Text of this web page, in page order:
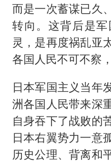
而是一次蓄谋已久
转向。这背后是
灵，是再度祸乱亚
各国人民不可不察
日本军国主义当年
洲各国人民带来深
自身吞下了战败的
日本右翼势力一意
历史公理、背离和